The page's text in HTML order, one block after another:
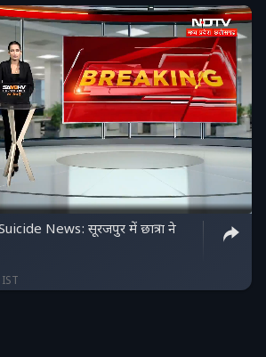
News: सूरजपुर में छात्रा ने